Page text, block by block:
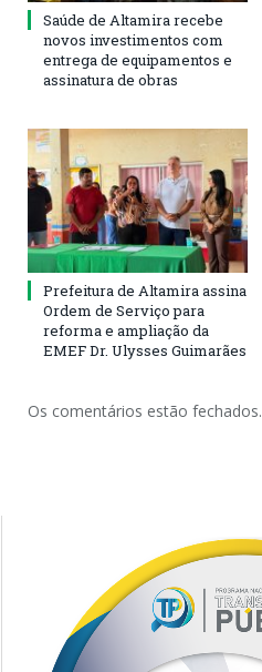
Saúde de Altamira recebe
novos investimentos com
entrega de equipamentos e
assinatura de obras
Prefeitura de Altamira assina
Ordem de Serviço para
reforma e ampliação da
EMEF Dr. Ulysses Guimarães
Os comentários estão fechados.